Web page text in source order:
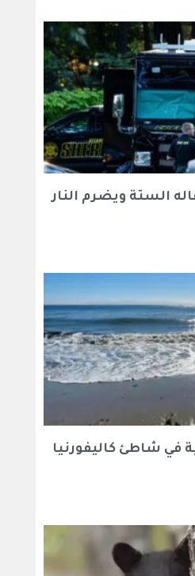
الستة ويضرم النار
في شاطئ كاليفورنيا